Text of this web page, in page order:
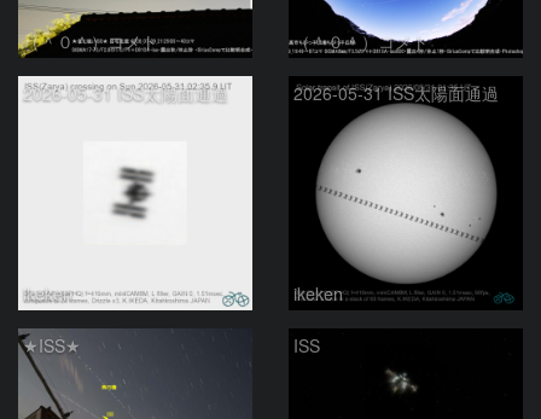
（＾０＾）コメト （＾０＾）コメト
2026-05-31 ISS太陽面通過
ikeken
2026-05-31 ISS太陽面通過
ikeken
★ISS★ ISS